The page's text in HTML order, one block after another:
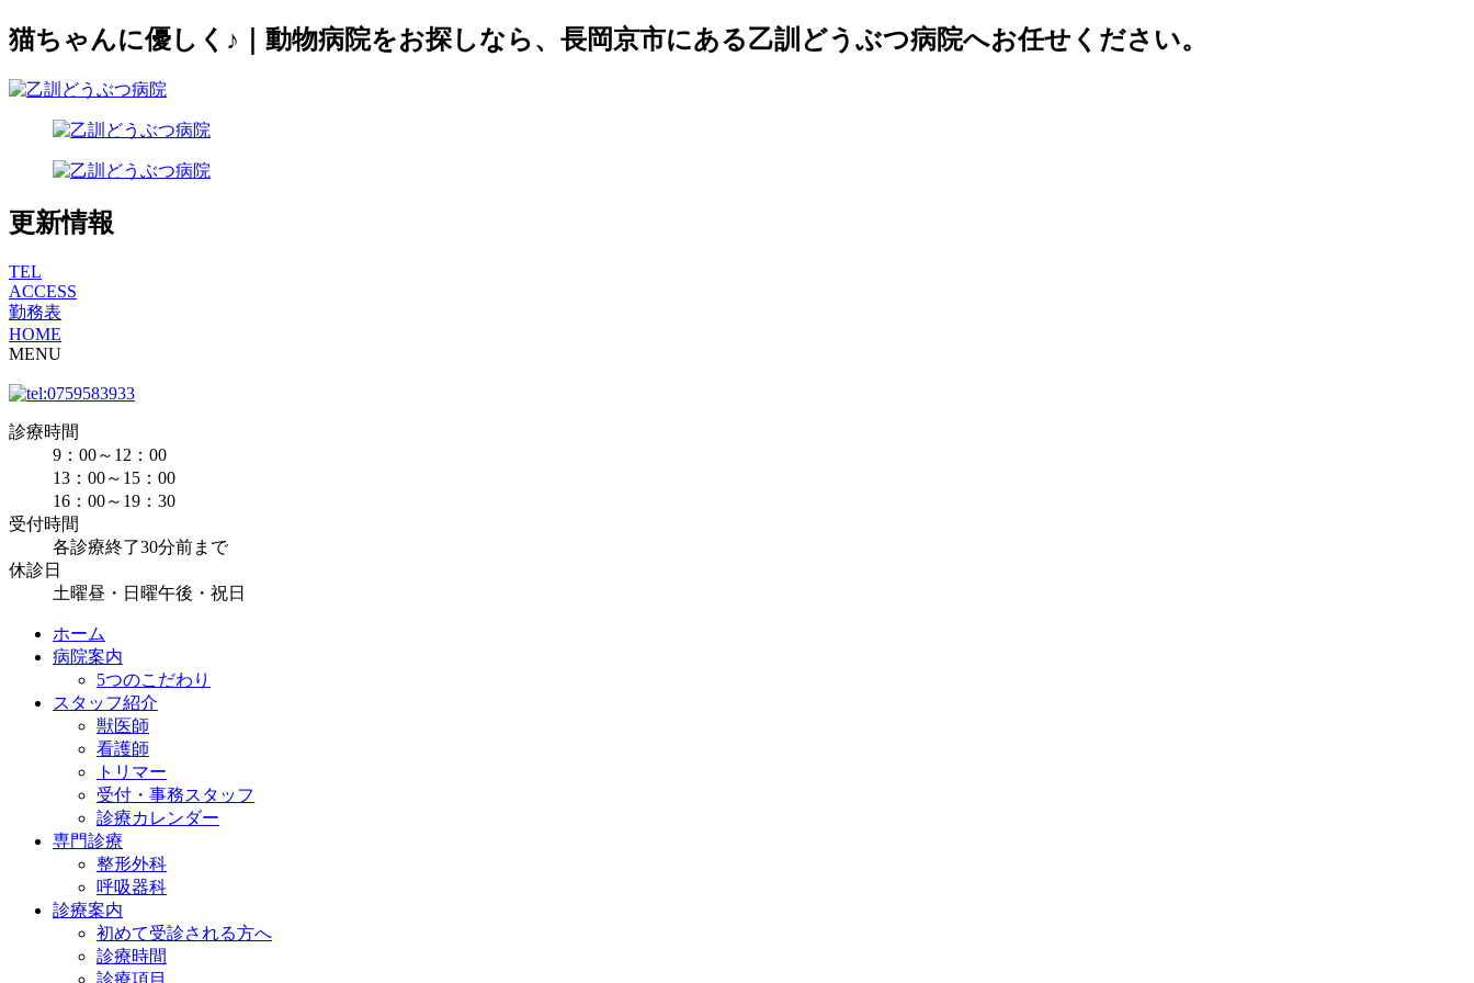
猫ちゃんに優しく♪｜動物病院をお探しなら、長岡京市にある乙訓どうぶつ病院へお任せください。
更新情報
TEL
ACCESS
勤務表
HOME
MENU
診療時間
9：00～12：00
13：00～15：00
16：00～19：30
受付時間
各診療終了30分前まで
休診日
土曜昼・日曜午後・祝日
ホーム
病院案内
5つのこだわり
スタッフ紹介
獣医師
看護師
トリマー
受付・事務スタッフ
診療カレンダー
専門診療
整形外科
呼吸器科
診療案内
初めて受診される方へ
診療時間
診療項目